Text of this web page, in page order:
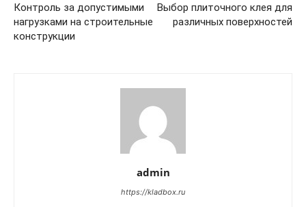
Контроль за допустимыми
нагрузками на строительные
конструкции
Выбор плиточного клея для
различных поверхностей
admin
https://kladbox.ru